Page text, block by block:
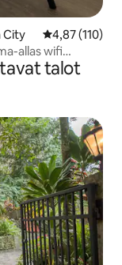
City
4,87 (110)
allas wifi
talot